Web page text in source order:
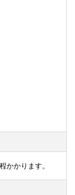
かかります。